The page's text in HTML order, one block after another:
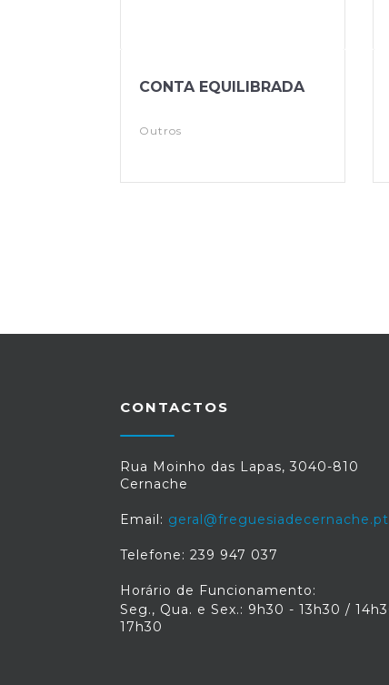
CONTA EQUILIBRADA
Outros
CONTACTOS
Rua Moinho das Lapas, 3040-810
Cernache
Email: geral@freguesiadecernache.pt
Telefone: 239 947 037
Horário de Funcionamento:
Seg., Qua. e Sex.: 9h30 - 13h30 /
17h30